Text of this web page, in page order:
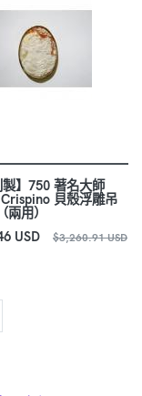
製】750 著名大師
貝殼浮雕吊
用）
USD
$3,260.91 USD